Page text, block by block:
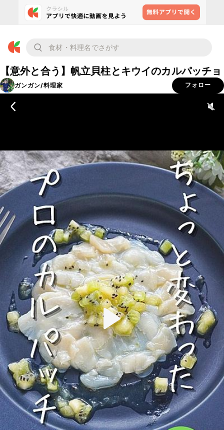
【意外と合う】帆立貝柱とキウイのカルパッチョ
ガンガン/料理家 フォロー